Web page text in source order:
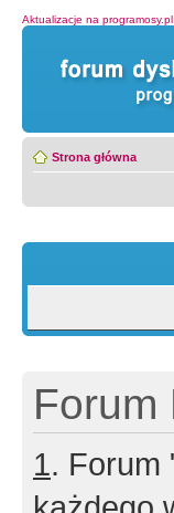
Aktualizacje na programosy.pl
Strona główna
Forum
1. Forum